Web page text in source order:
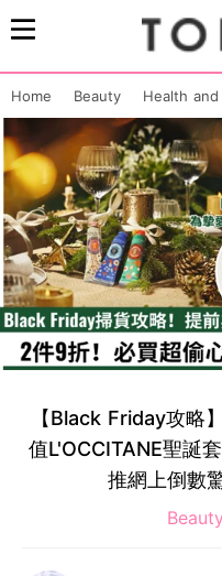
Home Beauty Health
【Black Friday攻略
值L'OCCITANE聖誕
推網上倒數
Beauty